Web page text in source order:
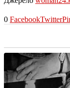
0 FacebookTwitter